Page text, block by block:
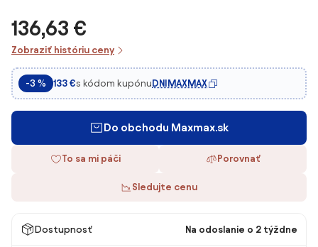
136,63 €
Zobraziť históriu ceny
-3 % 133 €s kódom kupónuDNIMAXMAX
Do obchodu Maxmax.sk
To sa mi páči Porovnať
Sledujte cenu
Dostupnosť Na odoslanie o 2 týždne